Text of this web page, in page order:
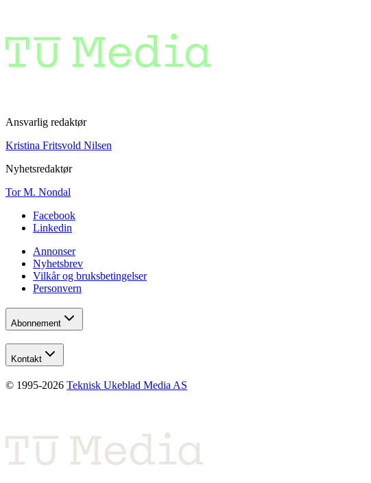
Ansvarlig redaktør
Kristina Fritsvold Nilsen
Nyhetsredaktør
Tor M. Nondal
Facebook
Linkedin
Annonser
Nyhetsbrev
Vilkår og bruksbetingelser
Personvern
Abonnement
Kontakt
© 1995-2026 Teknisk Ukeblad Media AS